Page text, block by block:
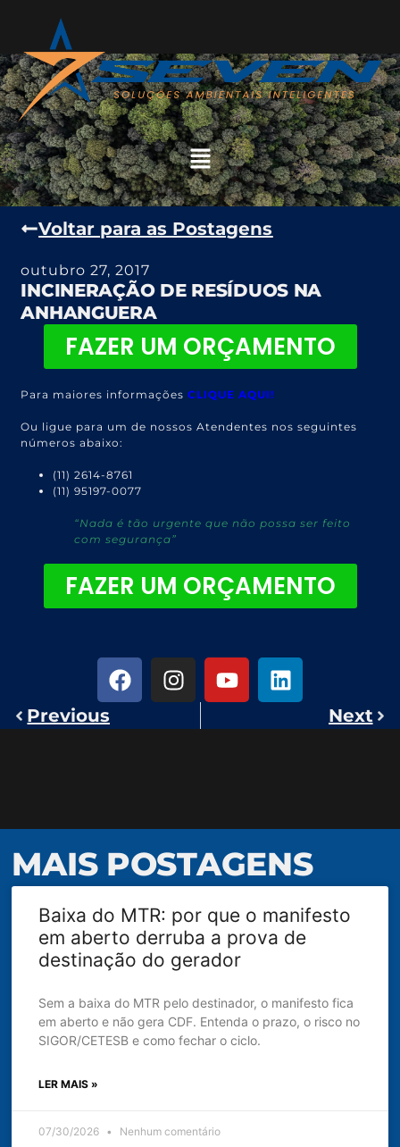
Voltar para as Postagens
outubro 27, 2017
INCINERAÇÃO DE RESÍDUOS NA
ANHANGUERA
FAZER UM ORÇAMENTO
Para maiores informaçõesCLIQUE AQUI!
Ou ligue para um de nossos Atendentes nos seguintes
números abaixo:
(11) 2614-8761
(11) 95197-0077
“Nada é tão urgente que não possa ser feito
com segurança”
FAZER UM ORÇAMENTO
Previous Next
MAIS POSTAGENS
Baixa do MTR: por que o manifesto
em aberto derruba a prova de
destinação do gerador
Sem a baixa do MTR pelo destinador, o manifesto fica
em aberto e não gera CDF. Entenda o prazo, o risco no
SIGOR/CETESB e como fechar o ciclo.
LER MAIS »
07/30/2026 Nenhum comentário